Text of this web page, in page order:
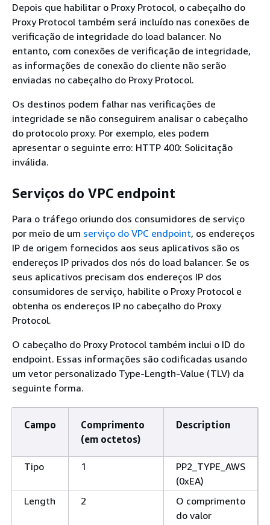
Depois que habilitar o Proxy Protocol, o cabeçalho do
Proxy Protocol também será incluído nas conexões de
verificação de integridade do load balancer. No
entanto, com conexões de verificação de integridade,
as informações de conexão do cliente não serão
enviadas no cabeçalho do Proxy Protocol.
Os destinos podem falhar nas verificações de
integridade se não conseguirem analisar o cabeçalho
do protocolo proxy. Por exemplo, eles podem
apresentar o seguinte erro: HTTP 400: Solicitação
inválida.
Serviços do VPC endpoint
Para o tráfego oriundo dos consumidores de serviço
por meio de um serviço do VPC endpoint, os endereços
IP de origem fornecidos aos seus aplicativos são os
endereços IP privados dos nós do load balancer. Se os
seus aplicativos precisam dos endereços IP dos
consumidores de serviço, habilite o Proxy Protocol e
obtenha os endereços IP no cabeçalho do Proxy
Protocol.
O cabeçalho do Proxy Protocol também inclui o ID do
endpoint. Essas informações são codificadas usando
um vetor personalizado Type-Length-Value (TLV) da
seguinte forma.
Campo
Comprimento
(em octetos)
Description
Tipo 1
PP2_TYPE_AWS
(0xEA)
Length
2
O comprimento
do valor